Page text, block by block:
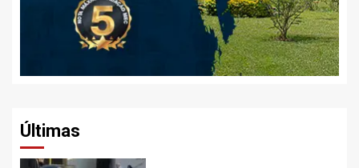
Últimas